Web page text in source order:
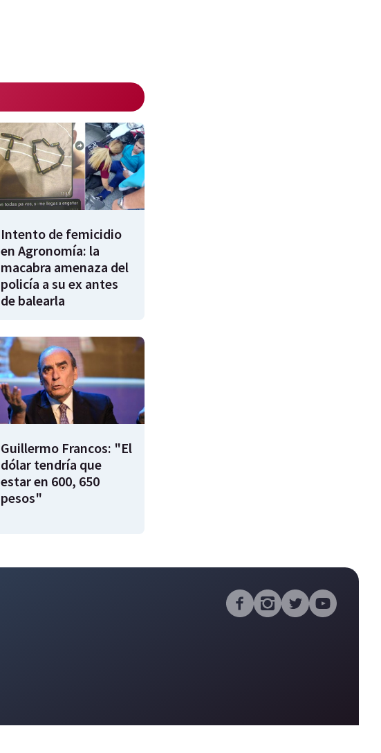
Intento de femicidio
en Agronomía: la
macabra amenaza del
policía a su ex antes
de balearla
Guillermo Francos: "El
dólar tendría que
estar en 600, 650
pesos"